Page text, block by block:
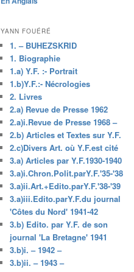
principal
YANN FOUÉRÉ
1. – BUHEZSKRID
1. Biographie
1.a) Y.F. :- Portrait
1.b)Y.F.:- Nécrologies
2. Livres
2.a) Revue de Presse 1962
2.a)i.Revue de Presse 1968 –
2.b) Articles et Textes sur Y.F.
2.c)Divers Art. où Y.F.est cité
3.a) Articles par Y.F.1930-1940
3.a)i.Chron.Polit.parY.F.'35-'38
3.a)ii.Art.+Edito.parY.F.'38-'39
3.a)iii.Edito.parY.F.du journal
'Côtes du Nord' 1941-42
3.b) Edito. par Y.F. de son
journal 'La Bretagne' 1941
3.b)i. – 1942 –
3.b)ii. – 1943 –